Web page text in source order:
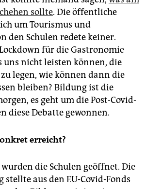
sollte. Die öffentliche
um Tourismus und
den Schulen redete keiner.
für die Gastronomie
uns nicht leisten können, die
legen, wie können dann die
bleiben? Bildung ist die
es geht um die Post-Covid-
diese Debatte gewonnen.
erreicht?
die Schulen geöffnet. Die
stellte aus den EU-Covid-Fonds